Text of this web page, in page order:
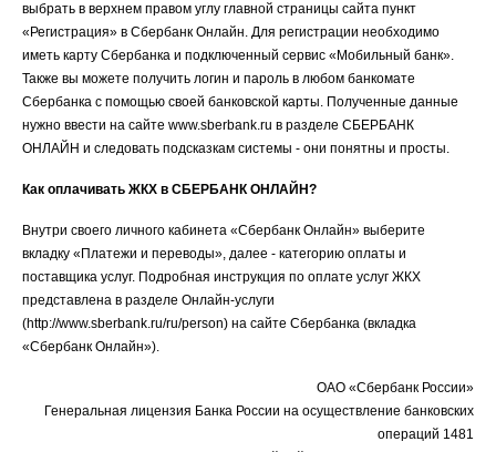
выбрать в верхнем правом углу главной страницы сайта пункт
«Регистрация» в Сбербанк Онлайн. Для регистрации необходимо
иметь карту Сбербанка и подключенный сервис «Мобильный банк».
Также вы можете получить логин и пароль в любом банкомате
Сбербанка с помощью своей банковской карты. Полученные данные
нужно ввести на сайте www.sberbank.ru в разделе СБЕРБАНК
ОНЛАЙН и следовать подсказкам системы - они понятны и просты.
Как оплачивать ЖКХ в СБЕРБАНК ОНЛАЙН?
Внутри своего личного кабинета «Сбербанк Онлайн» выберите
вкладку «Платежи и переводы», далее - категорию оплаты и
поставщика услуг. Подробная инструкция по оплате услуг ЖКХ
представлена в разделе Онлайн-услуги
(http://www.sberbank.ru/ru/person) на сайте Сбербанка (вкладка
«Сбербанк Онлайн»).
ОАО «Сбербанк России»
Генеральная лицензия Банка России на осуществление банковских
операций 1481